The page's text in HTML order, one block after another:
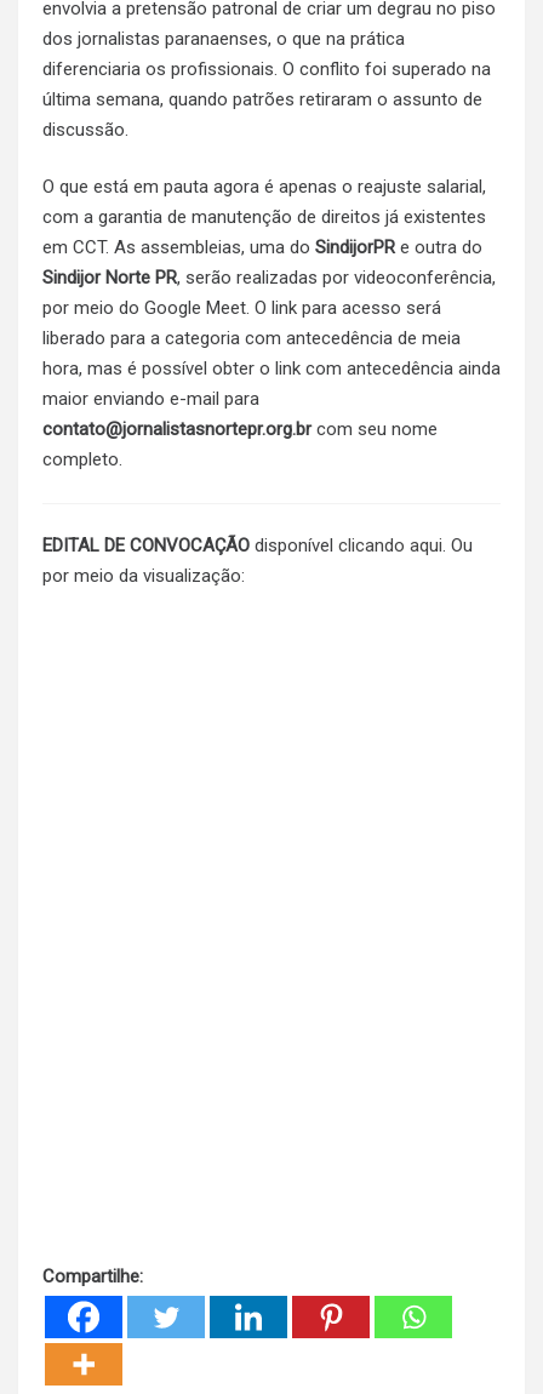
envolvia a pretensão patronal de criar um degrau no piso
dos jornalistas paranaenses, o que na prática
diferenciaria os profissionais. O conflito foi superado na
última semana, quando patrões retiraram o assunto de
discussão.
O que está em pauta agora é apenas o reajuste salarial,
com a garantia de manutenção de direitos já existentes
em CCT. As assembleias, uma do SindijorPRe outra do
Sindijor Norte PR, serão realizadas por videoconferência,
por meio do Google Meet. O link para acesso será
liberado para a categoria com antecedência de meia
hora, mas é possível obter o link com antecedência ainda
maior enviando e-mail para
contato@jornalistasnortepr.org.brcom seu nome
completo.
EDITAL DE CONVOCAÇÃO disponível clicando aqui. Ou
por meio da visualização:
Compartilhe: